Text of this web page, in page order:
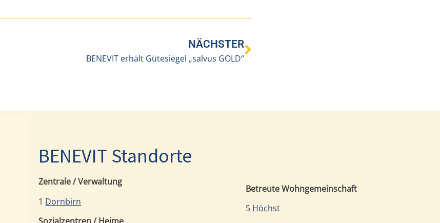
NÄCHSTER
BENEVIT erhält Gütesiegel „salvus GOLD“
BENEVIT Standorte
Zentrale / Verwaltung
1 Dornbirn
Betreute Wohngemeinschaft
5 Höchst